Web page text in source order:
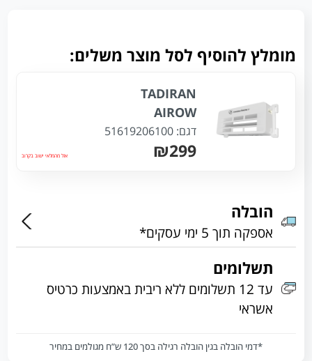
מומלץ להוסיף לסל מוצר משלים:
TADIRAN
AIROW
דגם: 51619206100
₪299 אזל מהמלאי ישוב בקרוב
הובלה
אספקה תוך 5 ימי עסקים*
תשלומים
עד 12 תשלומים ללא ריבית באמצעות כרטיס
אשראי
*דמי הובלה בגין הובלה רגילה בסך 120 ש”ח מגולמים במחיר